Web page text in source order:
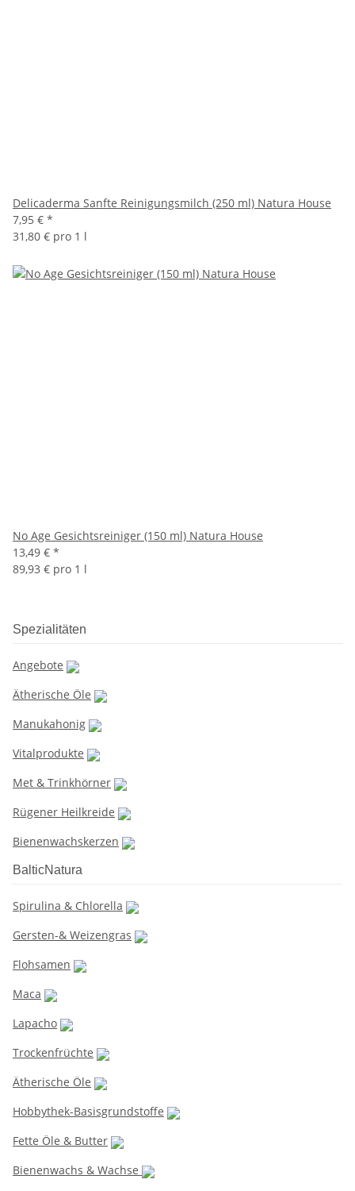
Delicaderma Sanfte Reinigungsmilch (250 ml) Natura House
7,95 € *
31,80 € pro 1 l
No Age Gesichtsreiniger (150 ml) Natura House
13,49 € *
89,93 € pro 1 l
Spezialitäten
Angebote
Ätherische Öle
Manukahonig
Vitalprodukte
Met & Trinkhörner
Rügener Heilkreide
Bienenwachskerzen
BalticNatura
Spirulina & Chlorella
Gersten-& Weizengras
Flohsamen
Maca
Lapacho
Trockenfrüchte
Ätherische Öle
Hobbythek-Basisgrundstoffe
Fette Öle & Butter
Bienenwachs & Wachse